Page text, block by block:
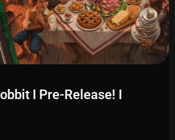
I Pre-Release! I